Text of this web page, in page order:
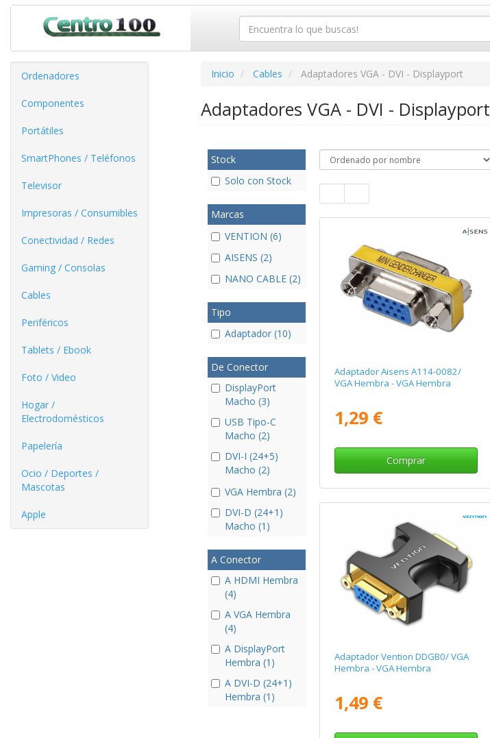
Ordenadores
Componentes
Portátiles
SmartPhones / Teléfonos
Televisor
Impresoras / Consumibles
Conectividad / Redes
Gaming / Consolas
Cables
Periféricos
Tablets / Ebook
Foto / Video
Hogar /
Electrodomésticos
Papelería
Ocio / Deportes /
Mascotas
Apple
Inicio Cables Adaptadores VGA - DVI - Displayport
Adaptadores VGA - DVI - Displayport
Stock
Solo con Stock
Marcas
VENTION (6)
AISENS (2)
NANO CABLE (2)
Tipo
Adaptador (10)
De Conector
DisplayPort
Macho (3)
USB Tipo-C
Macho (2)
DVI-I (24+5)
Macho (2)
VGA Hembra (2)
DVI-D (24+1)
Macho (1)
A Conector
A HDMI Hembra
(4)
A VGA Hembra
(4)
A DisplayPort
Hembra (1)
A DVI-D (24+1)
Hembra (1)
Adaptador Aisens A114-0082/
VGA Hembra - VGA Hembra
1,29 €
Comprar
Adaptador Vention DDGB0/ VGA
Hembra - VGA Hembra
1,49 €